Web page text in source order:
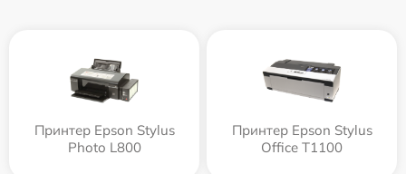
Принтер Epson Stylus
Photo L800
Принтер Epson Stylus
Office T1100